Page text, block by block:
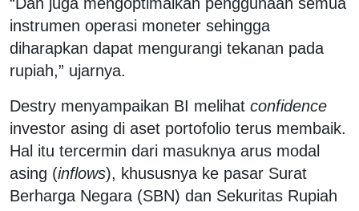
instrumen operasi moneter sehingga
diharapkan dapat mengurangi tekanan pada
rupiah,” ujarnya.
Destry menyampaikan BI melihat confidence
investor asing di aset portofolio terus membaik.
Hal itu tercermin dari masuknya arus modal
asing (inflows), khususnya ke pasar Surat
Berharga Negara (SBN) dan Sekuritas Rupiah